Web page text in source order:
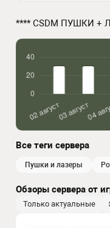
**** CSDM ПУШКИ +
Все теги сервера
пушки и лазеры
Обзоры сервера от
Только актуальные